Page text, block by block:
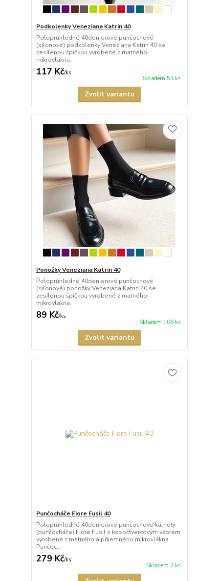
Podkolenky Veneziana Katrin 40
Poloprůhledné 40denierové punčochové
(silonové) podkolenky Veneziana Katrin 40 se
zesílenou špičkou vyrobené z matného
mikrovlákna.
117 Kč/ks
Skladem 53 ks
Zvolit variantu
Ponožky Veneziana Katrin 40
Poloprůhledné 40denierové punčochové
(silonové) ponožky Veneziana Katrin 40 se
zesílenou špičkou vyrobené z matného
mikrovlákna.
89 Kč/ks
Skladem 106 ks
Zvolit variantu
Punčocháče Fiore Fusil 40
Poloprůhledné 40denierové punčochové kalhoty
(punčocháče) Fiore Fusil s kosočtvercovým vzorem
vyrobené z matného a příjemného mikrovlákna.
Punčoc...
279 Kč/ks
Skladem 2 ks